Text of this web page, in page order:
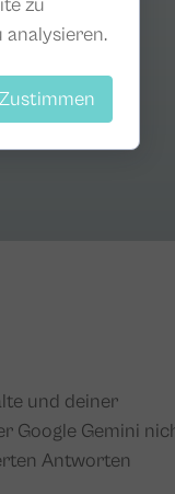
und deiner
Google Gemini
Antworten
zu
analysieren.
Zustimmen